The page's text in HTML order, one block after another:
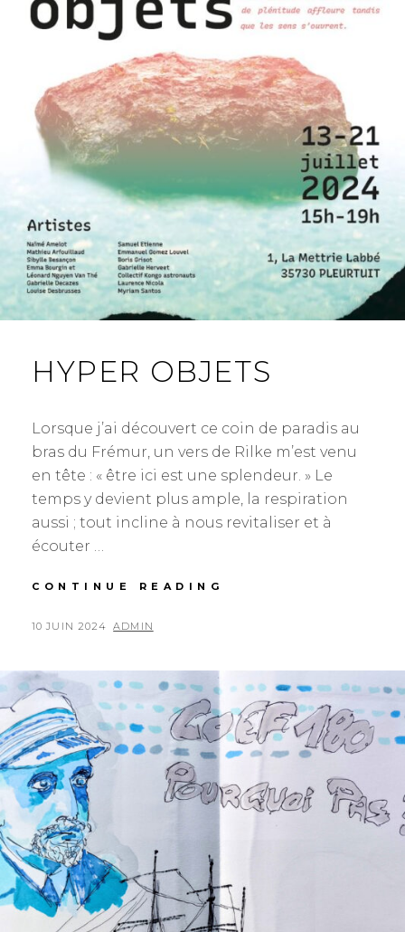
HYPER OBJETS
Lorsque j’ai découvert ce coin de paradis au
bras du Frémur, un vers de Rilke m’est venu
en tête : « être ici est une splendeur. » Le
temps y devient plus ample, la respiration
aussi ; tout incline à nous revitaliser et à
écouter …
CONTINUE READING
POSTED
10 JUIN 2024 BY
ADMIN